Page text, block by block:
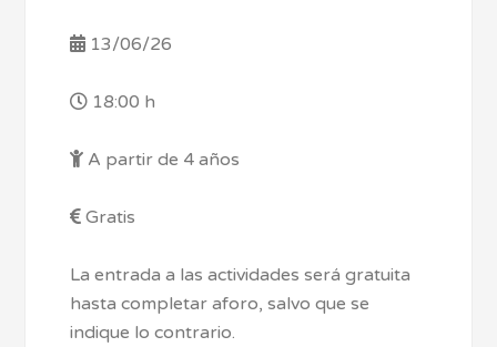
13/06/26
18:00 h
A partir de 4 años
Gratis
La entrada a las actividades será gratuita
hasta completar aforo, salvo que se
indique lo contrario.